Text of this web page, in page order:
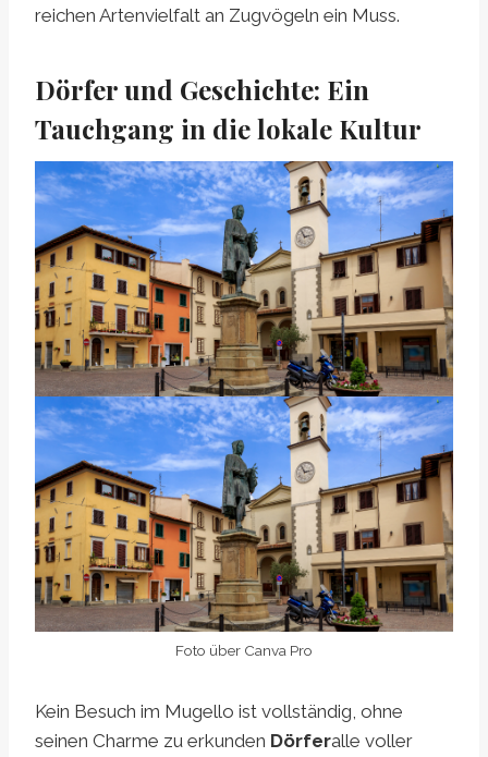
reichen Artenvielfalt an Zugvögeln ein Muss.
Dörfer und Geschichte: Ein
Tauchgang in die lokale Kultur
Foto über Canva Pro
Kein Besuch im Mugello ist vollständig, ohne
seinen Charme zu erkunden Dörferalle voller